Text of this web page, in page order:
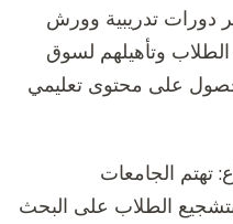
دورات تدريبية وورش
وتأهيلهم لسوق
على محتوى تعليمي
تهتم الجامعات
الطلاب على البحث